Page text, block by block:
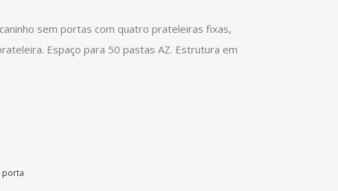
sem portas com quatro prateleiras fixas,
Espaço para 50 pastas AZ. Estrutura em
porta